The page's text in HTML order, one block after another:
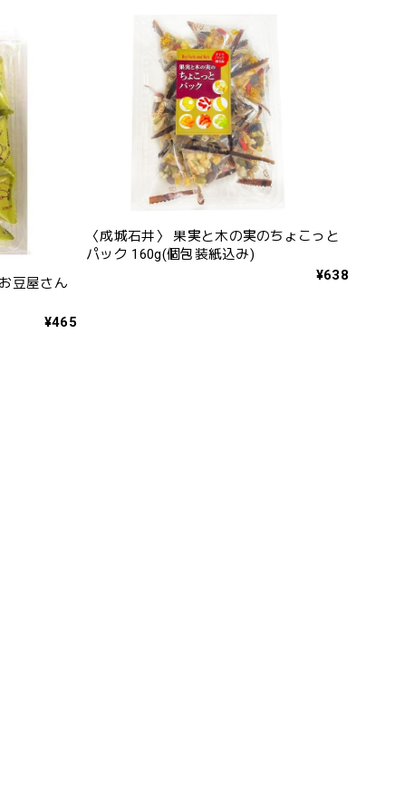
豆屋さん
¥465
〈成城石井〉 果実と木の実のちょこっと
パック 160g(個包装紙込み)
¥638